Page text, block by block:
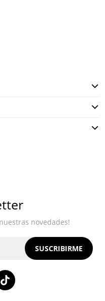
novedades!
SUSCRIBIRME